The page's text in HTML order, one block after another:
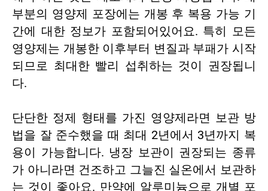
부분의 영양제 포장에는 개봉 후 복용 가능 기
간에 대한 정보가 포함되어있어요. 특히 모든
영양제는 개봉한 이후부터 변질과 부패가 시작
되므로 최대한 빨리 섭취하는 것이 권장됩니
다.
단단한 정제 형태를 가진 영양제라면 보관 방
법을 잘 준수했을 때 최대 2년에서 3년까지 복
용이 가능합니다. 냉장 보관이 권장되는 종류
가 아니라면 건조하고 그늘진 실온에서 보관하
는 것이 좋아요. 만약에 알루미늄으로 개별 포